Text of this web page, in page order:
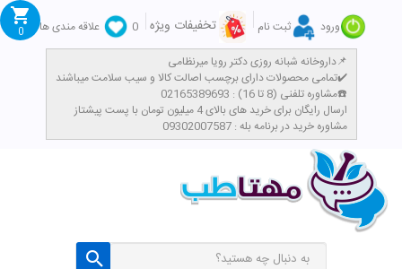
ورود ثبت نام تخفیفات ویژه 0
علاقه مندی ها
داروخانه شبانه روزی دکتر رویا میرنظامی📌
تمامی محصولات دارای برچسب اصالت کالا و سیب سلامت میباشند✔️
مشاوره تلفنی (8 تا 16) : 02165389693☎️
​ارسال رایگان برای خرید های بالای 4 میلیون تومان با پست پیشتاز
مشاوره خرید در برنامه بله : 09302007587
0